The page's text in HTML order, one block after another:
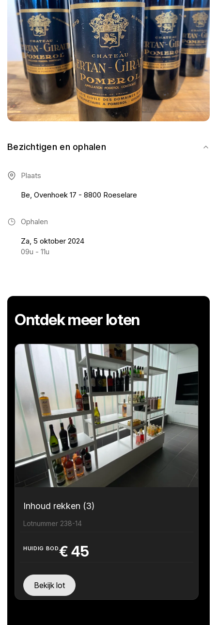
Bezichtigen en ophalen
Plaats
Be, Ovenhoek 17 - 8800 Roeselare
Ophalen
Za, 5 oktober 2024
09u - 11u
Ontdek meer loten
Inhoud rekken (3)
Lotnummer 238-14
HUIDIG BOD€ 45
Bekijk lot